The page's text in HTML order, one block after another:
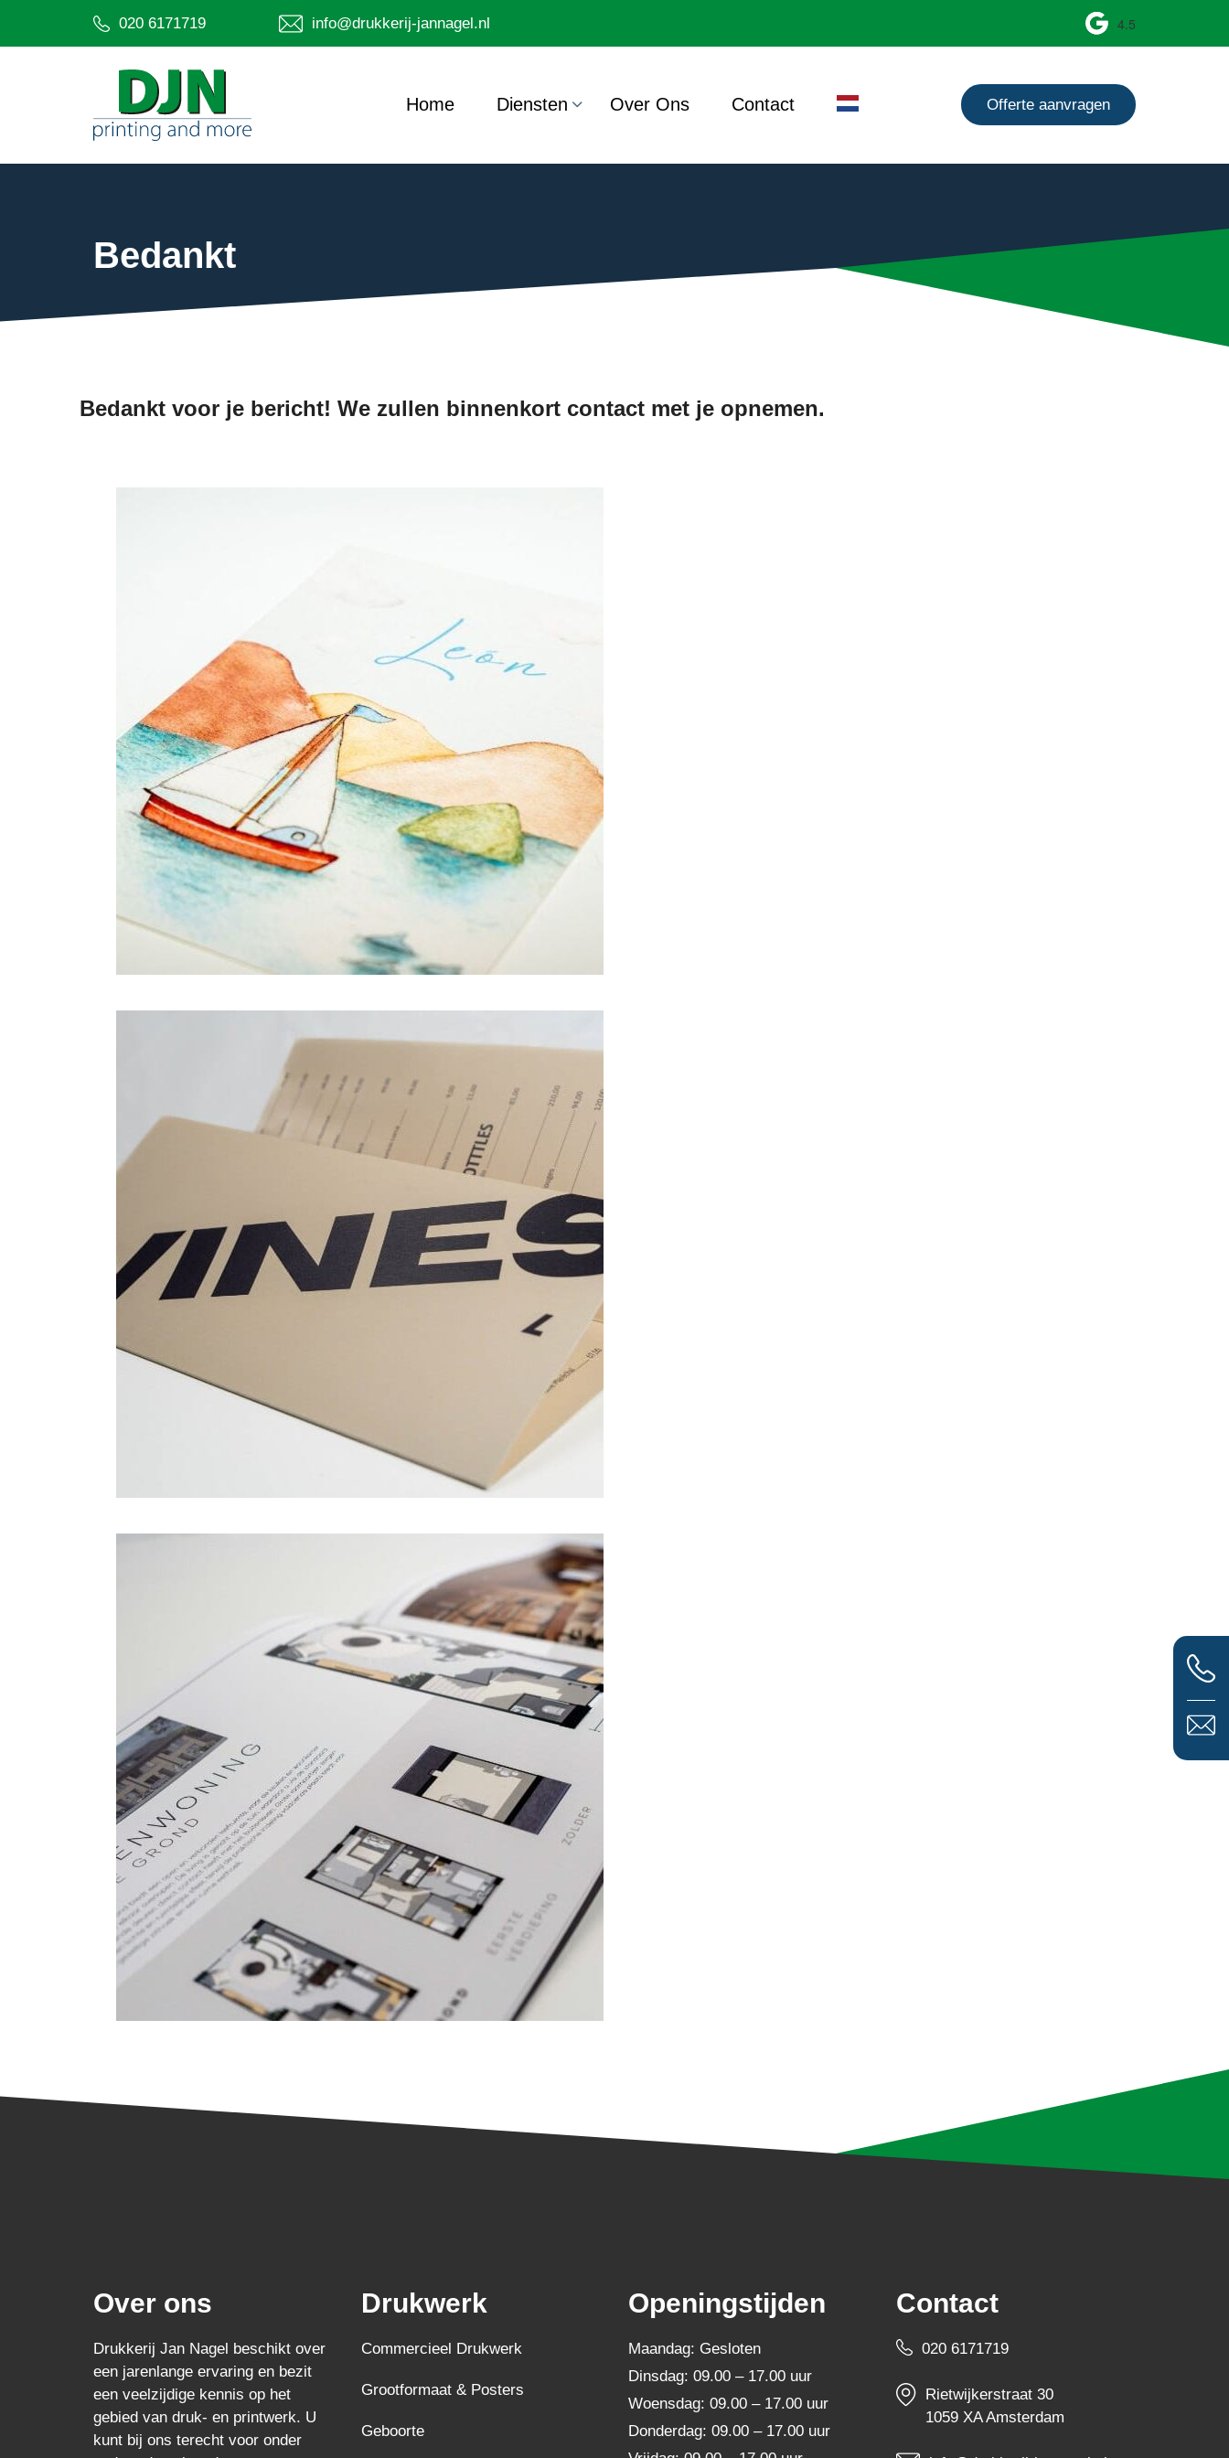
020 6171719 info@drukkerij-jannagel.nl 4.5
Home Diensten Over Ons Contact Offerte aanvragen
Bedankt
Bedankt voor je bericht! We zullen binnenkort contact met je opnemen.
Over ons
Drukkerij Jan Nagel beschikt over
een jarenlange ervaring en bezit
een veelzijdige kennis op het
gebied van druk- en printwerk. U
kunt bij ons terecht voor onder
Drukwerk
Commercieel Drukwerk
Grootformaat & Posters
Geboorte
Openingstijden
Maandag: Gesloten
Dinsdag: 09.00 – 17.00 uur
Woensdag: 09.00 – 17.00 uur
Donderdag: 09.00 – 17.00 uur
Contact
020 6171719
Rietwijkerstraat 30
1059 XA Amsterdam